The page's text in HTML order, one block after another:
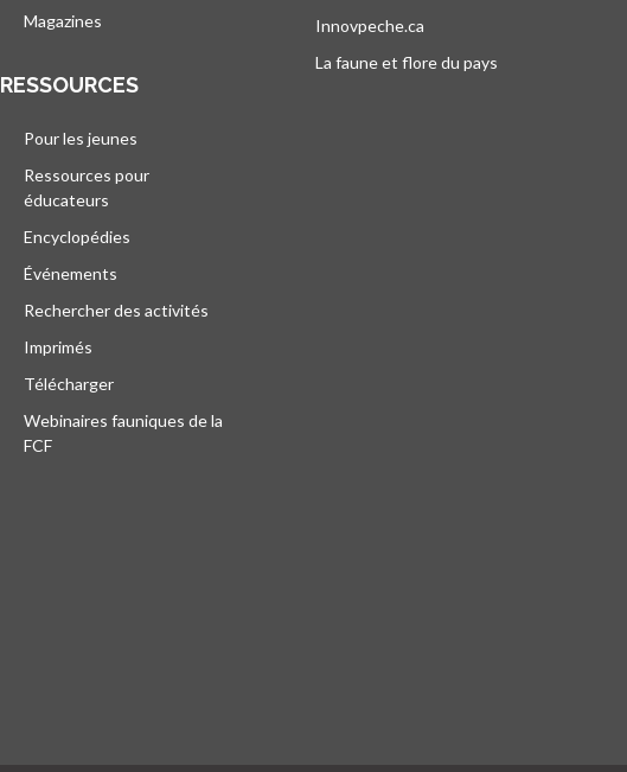
Magazines
RESSOURCES
Pour les jeunes
Ressources pour
éducateurs
Encyclopédies
Événements
Rechercher des activités
Imprimés
Télécharger
Webinaires fauniques de la
FCF
Innovpeche.ca
La faune et flore du pays